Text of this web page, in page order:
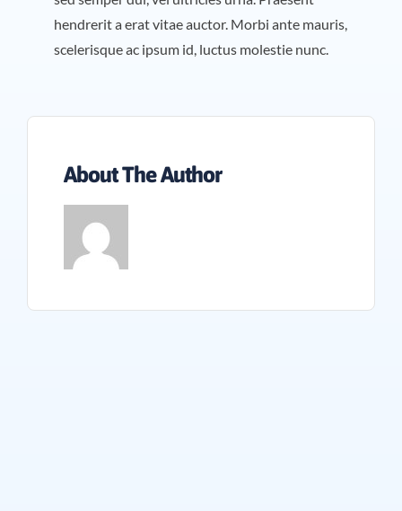
hendrerit a erat vitae auctor. Morbi ante mauris,
scelerisque ac ipsum id, luctus molestie nunc.
About The Author